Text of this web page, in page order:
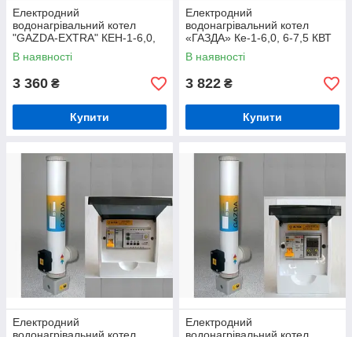
Електродний
водонагрівальний котел
"GAZDA-EXTRA" КЕН-1-6,0,
6-7,5 КВТ із комплектом
автоматики
В наявності
3 360 ₴
Купити
Електродний
водонагрівальний котел
«ГАЗДА» Ке-1-6,0, 6-7,5 КВТ
із комплектом автоматики
Люкс
В наявності
3 822 ₴
Купити
Електродний
Електродний